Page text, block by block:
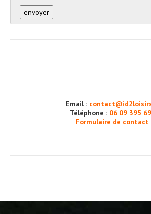
Email :
Téléphone : 06 09 395
Formulaire de contact